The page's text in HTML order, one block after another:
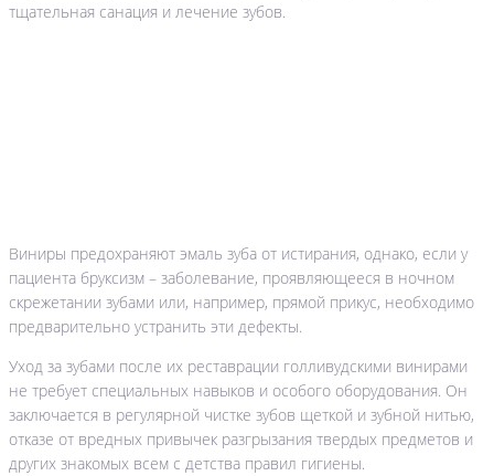
тщательная санация и лечение зубов.
Виниры предохраняют эмаль зуба от истирания, однако, если у
пациента бруксизм – заболевание, проявляющееся в ночном
скрежетании зубами или, например, прямой прикус, необходимо
предварительно устранить эти дефекты.
Уход за зубами после их реставрации голливудскими винирами
не требует специальных навыков и особого оборудования. Он
заключается в регулярной чистке зубов щеткой и зубной нитью,
отказе от вредных привычек разгрызания твердых предметов и
других знакомых всем с детства правил гигиены.